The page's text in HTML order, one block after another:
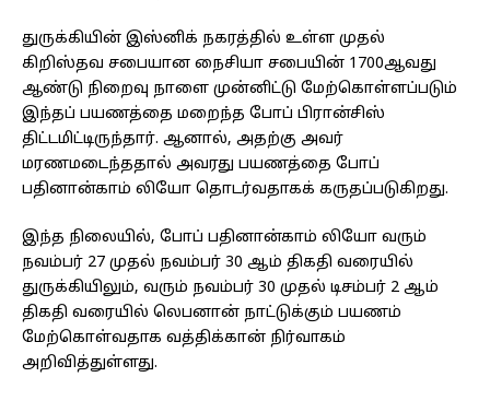
துருக்கியின் இஸ்னிக் நகரத்தில் உள்ள முதல்
கிறிஸ்தவ சபையான நைசியா சபையின் 1700ஆவது
ஆண்டு நிறைவு நாளை முன்னிட்டு மேற்கொள்ளப்படும்
இந்தப் பயணத்தை மறைந்த போப் பிரான்சிஸ்
திட்டமிட்டிருந்தார். ஆனால், அதற்கு அவர்
மரணமடைந்ததால் அவரது பயணத்தை போப்
பதினான்காம் லியோ தொடர்வதாகக் கருதப்படுகிறது.
இந்த நிலையில், போப் பதினான்காம் லியோ வரும்
நவம்பர் 27 முதல் நவம்பர் 30 ஆம் திகதி வரையில்
துருக்கியிலும், வரும் நவம்பர் 30 முதல் டிசம்பர் 2 ஆம்
திகதி வரையில் லெபனான் நாட்டுக்கும் பயணம்
மேற்கொள்வதாக வத்திக்கான் நிர்வாகம்
அறிவித்துள்ளது.